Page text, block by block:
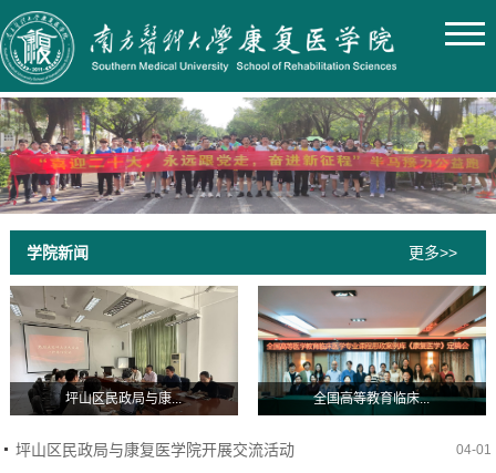
学院新闻 更多>>
坪山区民政局与康... 全国高等教育临床...
坪山区民政局与康复医学院开展交流活动 04-01